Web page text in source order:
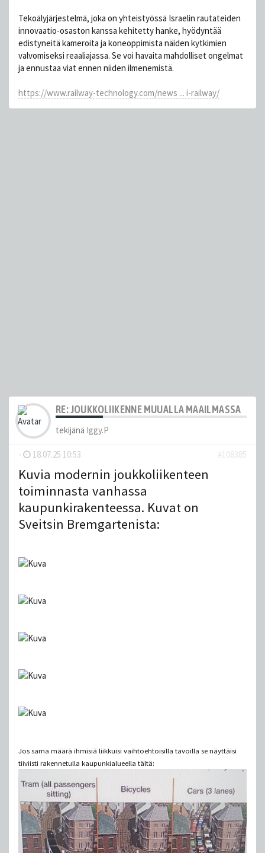
Tekoälyjärjestelmä, joka on yhteistyössä Israelin rautateiden
innovaatio-osaston kanssa kehitetty hanke, hyödyntää
edistyneitä kameroita ja koneoppimista näiden kytkimien
valvomiseksi reaaliajassa. Se voi havaita mahdolliset ongelmat
ja ennustaa viat ennen niiden ilmenemistä.
https://www.railway-technology.com/news ... i-railway/
RE: JOUKKOLIIKENNE MUUALLA MAAILMASSA
tekijänä Iggy.P
- 18.07.25 10:53 #108385
Kuvia modernin joukkoliikenteen
toiminnasta vanhassa
kaupunkirakenteessa. Kuvat on
Sveitsin Bremgartenista:
Jos sama määrä ihmisiä liikkuisi vaihtoehtoisilla tavoilla se näyttäisi
tiiviisti rakennetulla kaupunkialueella tältä: